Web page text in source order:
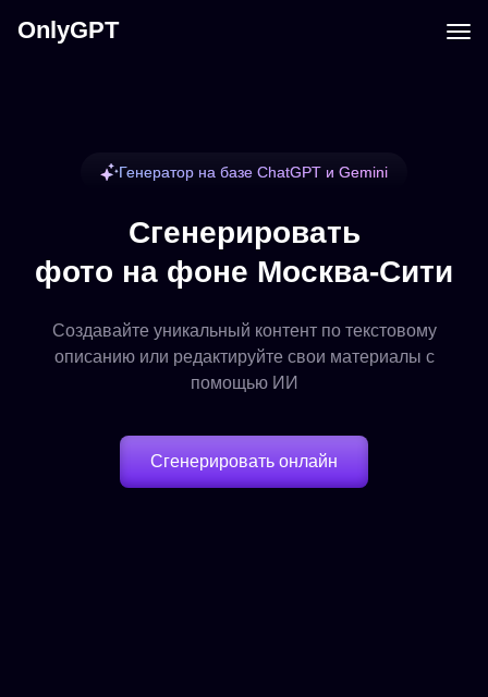
OnlyGPT
Генератор на базе ChatGPT и Gemini
Сгенерировать
фото на фоне Москва-Сити
Создавайте уникальный контент по текстовому
описанию или редактируйте свои материалы с
помощью ИИ
Сгенерировать онлайн